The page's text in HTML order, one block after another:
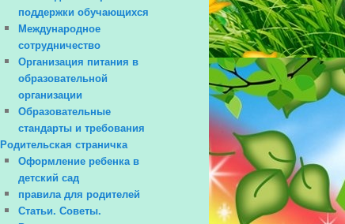
поддержки обучающихся
Международное
сотрудничество
Организация питания в
образовательной
организации
Образовательные
стандарты и требования
Родительская страничка
Оформление ребенка в
детский сад
правила для родителей
Статьи. Советы.